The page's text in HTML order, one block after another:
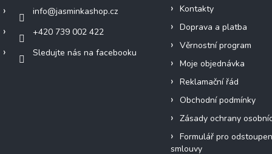
info@jasminkashop.cz
+420 739 002 422
Sledujte nás na facebooku
Kontakty
Doprava a platba
Věrnostní program
Moje objednávka
Reklamační řád
Obchodní podmínky
Zásady ochrany
Formulář pro
smlouvy